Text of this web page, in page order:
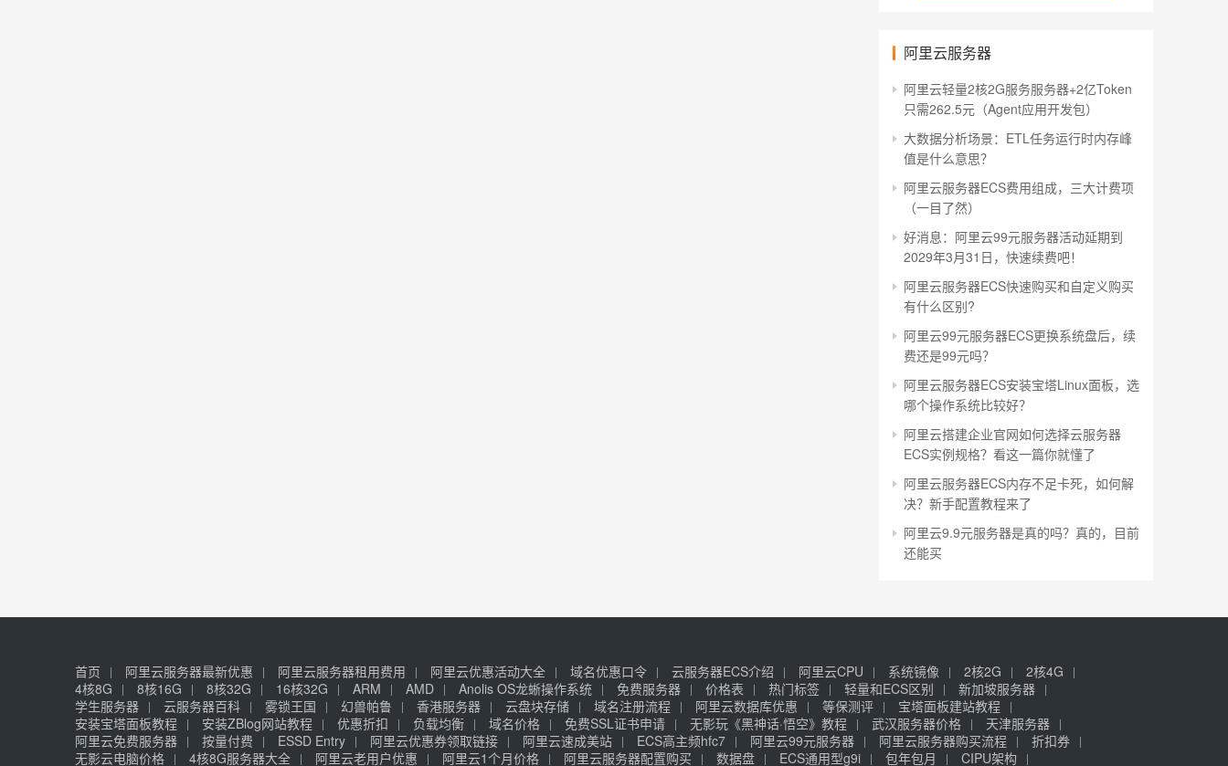
阿里云服务器
阿里云轻量2核2G服务服务器+2亿Token
只需262.5元（Agent应用开发包）
大数据分析场景：ETL任务运行时内存峰
值是什么意思？
阿里云服务器ECS费用组成，三大计费项
（一目了然）
好消息：阿里云99元服务器活动延期到
2029年3月31日，快速续费吧！
阿里云服务器ECS快速购买和自定义购买
有什么区别?
阿里云99元服务器ECS更换系统盘后，续
费还是99元吗？
阿里云服务器ECS安装宝塔Linux面板，选
哪个操作系统比较好？
阿里云搭建企业官网如何选择云服务器
ECS实例规格？看这一篇你就懂了
阿里云服务器ECS内存不足卡死，如何解
决？新手配置教程来了
阿里云9.9元服务器是真的吗？真的，目前
还能买
首页 阿里云服务器最新优惠 阿里云服务器租用费用 阿里云优惠活动大全 域名优惠口令 云服务器ECS介绍 阿里云CPU 系统镜像 2核2G
2核4G
4核8G
8核16G 8核32G 16核32G ARM AMD Anolis OS龙蜥操作系统 免费服务器 价格表 热门标签 轻量和ECS区别
新加坡服务器
学生服务器
云服务器百科 雾锁王国 幻兽帕鲁 香港服务器 云盘块存储 域名注册流程 阿里云数据库优惠 等保测评
宝塔面板建站教程
安装宝塔面板教程
安装ZBlog网站教程 优惠折扣 负载均衡 域名价格 免费SSL证书申请 无影玩《黑神话·悟空》教程 武汉服务器价格
天津服务器
阿里云免费服务器
按量付费 ESSD Entry 阿里云优惠券领取链接 阿里云速成美站 ECS高主频hfc7 阿里云99元服务器 阿里云服务器购买流程
折扣券
无影云电脑价格
4核8G服务器大全 阿里云老用户优惠 阿里云1个月价格 阿里云服务器配置购买 数据盘 ECS通用型g9i 包年包月 CIPU架构